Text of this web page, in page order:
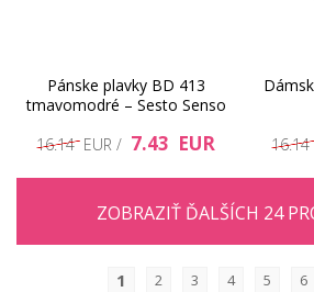
Pánske plavky BD 413
tmavomodré – Sesto Senso
16.14 EUR / 7.43 EUR
ZOBRAZIŤ ĎALŠÍCH 24
1 2 3 4 5 6